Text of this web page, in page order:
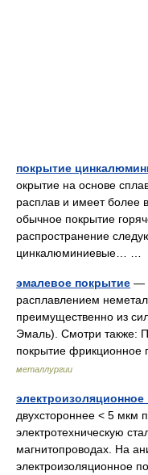
покрытие
окрытие на основе
расплав и имеет более
обычное покрытие
распространение
цинкалюминиевые… …
эмалевое покрытие —
расплавлением
преимущественно из
Эмаль). Смотри также:
покрытие
металлургии
двухстороннее < 5 мкм
электротехническую
магнитопроводах. На
электроизоляционное